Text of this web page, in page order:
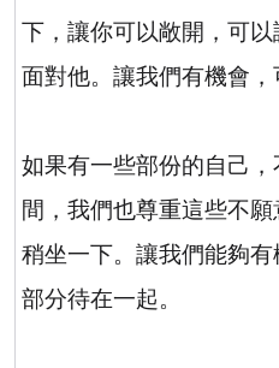
下，讓你可以敞開，可
面對他。讓我們有機會，
如果有一些部份的自己
間，我們也尊重這些不
稍坐一下。讓我們能夠
部分待在一起。